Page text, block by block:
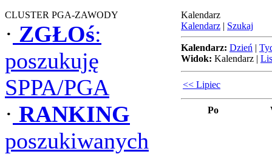
CLUSTER PGA-ZAWODY
· ZGŁOś:
poszukuję
SPPA/PGA
· RANKING
poszukiwanych
Kalendarz
Kalendarz | Szukaj
Kalendarz: Dzień |
Widok: Kalendarz |
<< Lipiec
Po